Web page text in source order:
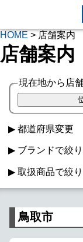
HOME > 店舗案内
店舗案内
現在地から店
都道府県変更
ブランドで絞
ヤマダデンキ
フランチャイズ
取扱商品で絞
iPad取扱
鳥取市